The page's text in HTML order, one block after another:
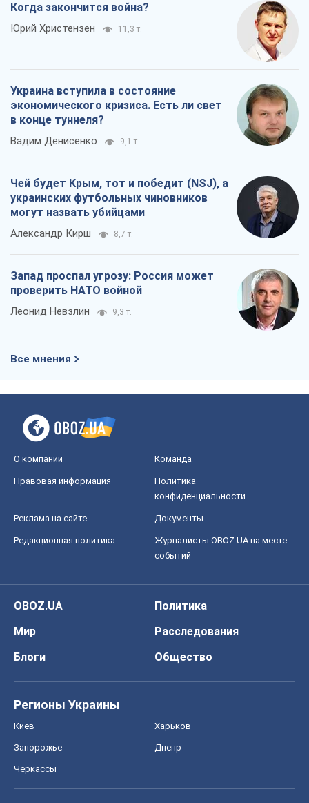
Когда закончится война?
Юрий Христензен 11,3 т.
Украина вступила в состояние
экономического кризиса. Есть ли свет
в конце туннеля?
Вадим Денисенко 9,1 т.
Чей будет Крым, тот и победит (NSJ), а
украинских футбольных чиновников
могут назвать убийцами
Александр Кирш 8,7 т.
Запад проспал угрозу: Россия может
проверить НАТО войной
Леонид Невзлин 9,3 т.
Все мнения
О компании Команда
Правовая информация
Политика
конфиденциальности
Реклама на сайте Документы
Редакционная политика
Журналисты OBOZ.UA на месте
событий
OBOZ.UA
Политика
Мир
Расследования
Блоги
Общество
Регионы Украины
Киев Харьков
Запорожье Днепр
Черкассы